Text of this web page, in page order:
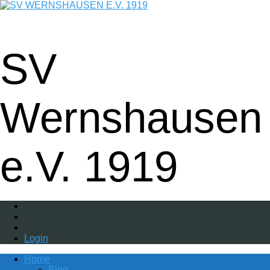
SV
Wernshausen
e.V. 1919
Login
Home